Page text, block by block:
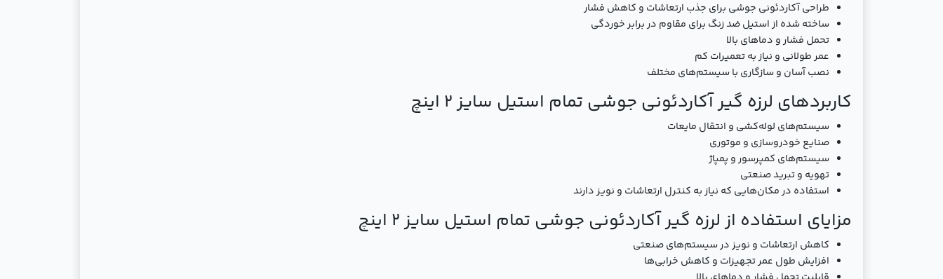
طراحی آکاردئونی جوشی برای جذب ارتعاشات و کاهش فشار
ساخته شده از استیل ضد زنگ برای مقاوم در برابر خوردگی
تحمل فشار و دماهای بالا
عمر طولانی و نیاز به تعمیرات کم
نصب آسان و سازگاری با سیستم‌های مختلف
کاربردهای لرزه گیر آکاردئونی جوشی تمام استیل سایز 2 اینچ
سیستم‌های لوله‌کشی و انتقال مایعات
صنایع خودروسازی و موتوری
سیستم‌های کمپرسور و پمپاژ
تهویه و تبرید صنعتی
استفاده در مکان‌هایی که نیاز به کنترل ارتعاشات و نویز دارند
مزایای استفاده از لرزه گیر آکاردئونی جوشی تمام استیل سایز 2 اینچ
کاهش ارتعاشات و نویز در سیستم‌های صنعتی
افزایش طول عمر تجهیزات و کاهش خرابی‌ها